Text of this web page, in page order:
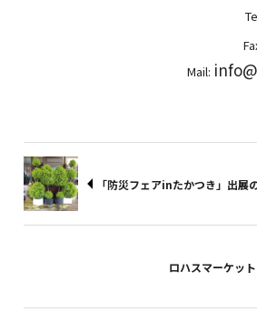
Mail:
「防災フェアinたかつき」出展
ロハスマーケッ